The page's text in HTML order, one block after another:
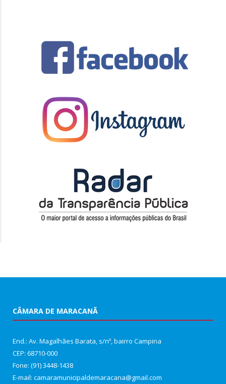
CÂMARA DE MARACANÃ
End.: Av. Magalhães Barata, s/nº, bairro Campina
CEP: 68710-000
Fone: (91) 3448-1438
E-mail: camaramunicipaldemaracana@gmail.com